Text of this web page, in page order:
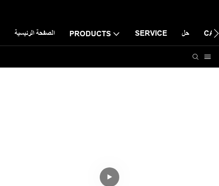
الصفحة الرئيسية PRODUCTS SERVICE حل